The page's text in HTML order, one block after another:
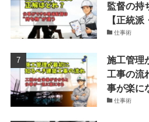
監督の持
【正統
仕事術
施工管理
工事の流
事が楽に
仕事術